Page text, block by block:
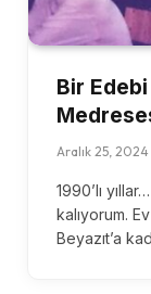
Bir Edebi
Aralık 25, 2024
1990’lı
kalıyorum.
Beyazıt’a